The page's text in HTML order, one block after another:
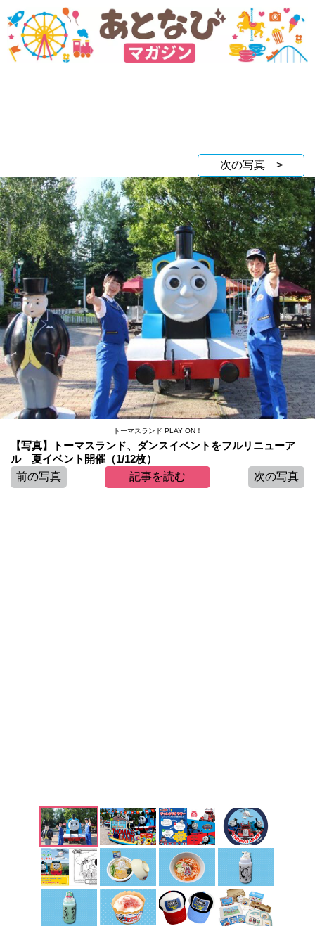
次の写真 >
トーマスランド PLAY ON！
【写真】トーマスランド、ダンスイベントをフルリニューア
ル 夏イベント開催（1/12枚）
前の写真
記事を読む 次の写真